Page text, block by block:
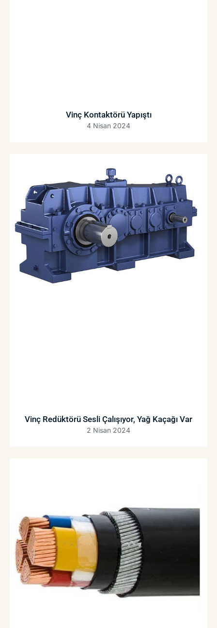
Vinç Kontaktörü Yapıştı
4 Nisan 2024
Vinç Redüktörü Sesli Çalışıyor, Yağ Kaçağı Var
2 Nisan 2024